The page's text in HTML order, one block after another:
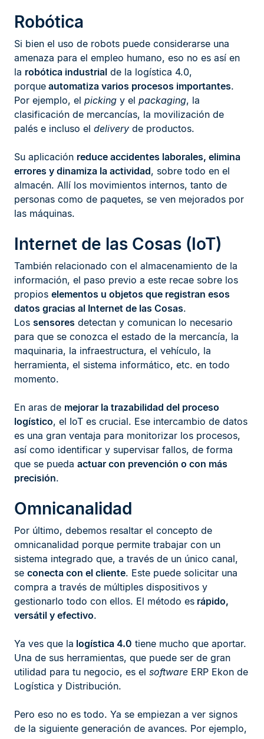
Robótica
Si bien el uso de robots puede considerarse una
amenaza para el empleo humano, eso no es así en
la robótica industrial de la logística 4.0,
porque automatiza varios procesos importantes.
Por ejemplo, el picking y el packaging, la
clasificación de mercancías, la movilización de
palés e incluso el delivery de productos.
Su aplicación reduce accidentes laborales, elimina
errores y dinamiza la actividad, sobre todo en el
almacén. Allí los movimientos internos, tanto de
personas como de paquetes, se ven mejorados por
las máquinas.
Internet de las Cosas (IoT)
También relacionado con el almacenamiento de la
información, el paso previo a este recae sobre los
propios elementos u objetos que registran esos
datos gracias al Internet de las Cosas.
Los sensores detectan y comunican lo necesario
para que se conozca el estado de la mercancía, la
maquinaria, la infraestructura, el vehículo, la
herramienta, el sistema informático, etc. en todo
momento.
En aras de mejorar la trazabilidad del proceso
logístico, el IoT es crucial. Ese intercambio de datos
es una gran ventaja para monitorizar los procesos,
así como identificar y supervisar fallos, de forma
que se pueda actuar con prevención o con más
precisión.
Omnicanalidad
Por último, debemos resaltar el concepto de
omnicanalidad porque permite trabajar con un
sistema integrado que, a través de un único canal,
se conecta con el cliente. Este puede solicitar una
compra a través de múltiples dispositivos y
gestionarlo todo con ellos. El método es rápido,
versátil y efectivo.
Ya ves que la logística 4.0 tiene mucho que aportar.
Una de sus herramientas, que puede ser de gran
utilidad para tu negocio, es el software ERP Ekon de
Logística y Distribución.
Pero eso no es todo. Ya se empiezan a ver signos
de la siguiente generación de avances. Por ejemplo,